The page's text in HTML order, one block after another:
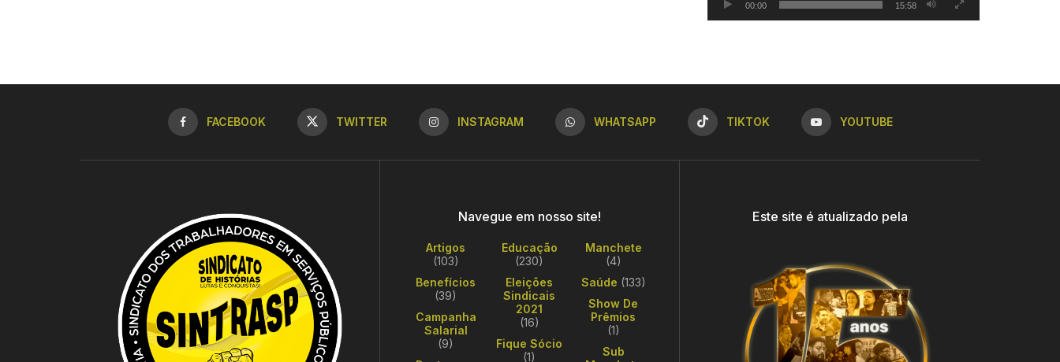
00:00 15:58
FACEBOOK TWITTER INSTAGRAM WHATSAPP TIKTOK YOUTUBE
Navegue em nosso site!
Artigos
(103)
Benefícios
(39)
Campanha
Salarial
(9)
Educação
(230)
Eleições
Sindicais
2021
(16)
Fique Sócio
(1)
Manchete
(4)
Saúde (133)
Show De
Prêmios
(1)
Sub
Este site é atualizado pela